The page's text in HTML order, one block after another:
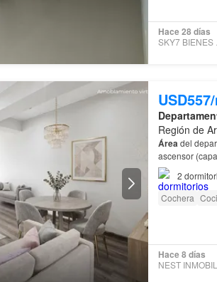
Hace 28 días
Región de
Áreadel
2
Cochera
Hace 8 días